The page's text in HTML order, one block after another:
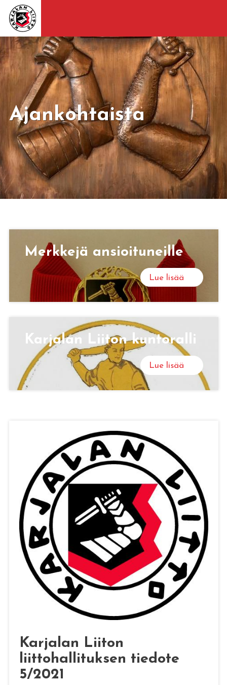
Ajankohtaista
Merk­ke­jä an­sioi­tu­neil­le
Lue lisää
Kar­ja­lan Lii­ton kun­to­ral­li
Lue lisää
Karjalan Liiton
liittohallituksen tiedote
5/2021